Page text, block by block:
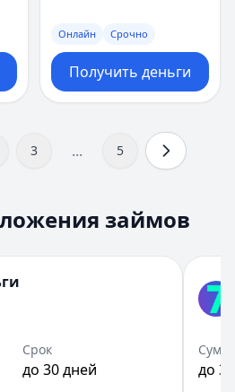
Онлайн Срочно
Получить деньги
3 ... 5
займов
Срок
до 30 дней до